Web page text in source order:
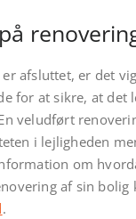
afsluttet, er det
for at sikre, at det
veludført
i lejligheden
om
af sin bolig
.